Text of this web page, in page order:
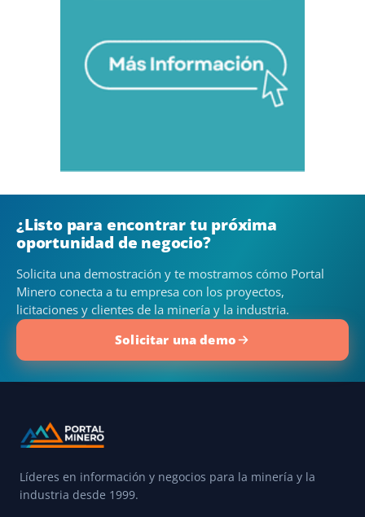
¿Listo para encontrar tu próxima
oportunidad de negocio?
Solicita una demostración y te mostramos cómo Portal
Minero conecta a tu empresa con los proyectos,
licitaciones y clientes de la minería y la industria.
Solicitar una demo
Líderes en información y negocios para la minería y la
industria desde 1999.